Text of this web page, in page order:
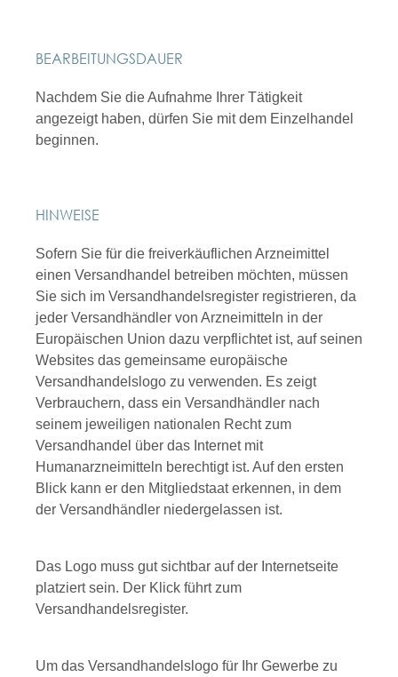
BEARBEITUNGSDAUER
Nachdem Sie die Aufnahme Ihrer Tätigkeit
angezeigt haben, dürfen Sie mit dem Einzelhandel
beginnen.
HINWEISE
Sofern Sie für die freiverkäuflichen Arzneimittel
einen Versandhandel betreiben möchten, müssen
Sie sich im Versandhandelsregister registrieren, da
jeder Versandhändler von Arzneimitteln in der
Europäischen Union dazu verpflichtet ist, auf seinen
Websites das gemeinsame europäische
Versandhandelslogo zu verwenden. Es zeigt
Verbrauchern, dass ein Versandhändler nach
seinem jeweiligen nationalen Recht zum
Versandhandel über das Internet mit
Humanarzneimitteln berechtigt ist. Auf den ersten
Blick kann er den Mitgliedstaat erkennen, in dem
der Versandhändler niedergelassen ist.
Das Logo muss gut sichtbar auf der Internetseite
platziert sein. Der Klick führt zum
Versandhandelsregister.
Um das Versandhandelslogo für Ihr Gewerbe zu